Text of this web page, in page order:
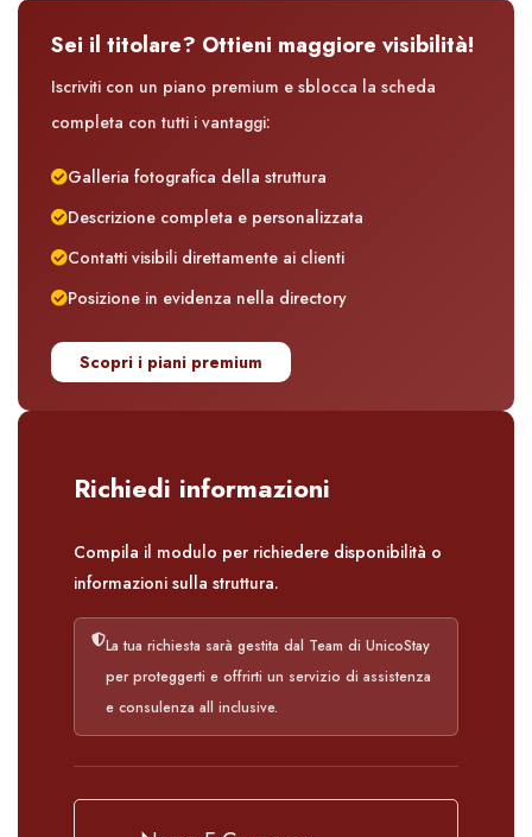
Sei il titolare? Ottieni maggiore visibilità!
Iscriviti con un piano premium e sblocca la scheda
completa con tutti i vantaggi:
Galleria fotografica della struttura
Descrizione completa e personalizzata
Contatti visibili direttamente ai clienti
Posizione in evidenza nella directory
Scopri i piani premium
Richiedi informazioni
Compila il modulo per richiedere disponibilità o
informazioni sulla struttura.
La tua richiesta sarà gestita dal Team di UnicoStay
per proteggerti e offrirti un servizio di assistenza
e consulenza all inclusive.